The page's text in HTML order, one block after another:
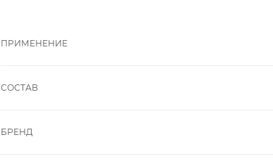
ПРИМЕНЕНИЕ
СОСТАВ
БРЕНД